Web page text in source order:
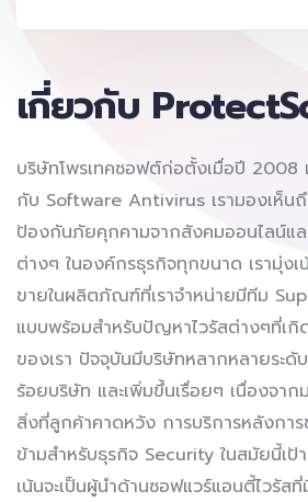
เกี่ยวกับ
บริษัทโพรเทคซอฟต์ก่อตั้งเมื่อปี 2008
กับ Software Antivirus เรามองเห็น
ป้องกันภัยคุกคามจากสังคมออนไลน์แ
ต่างๆ ในองค์กรธุรกิจทุกขนาด เรามุ่ง
ขายในผลิตภัณฑ์ที่เราจำหน่ายมีทีม
แบบพร้อมสำหรับปัญหาไวรัสต่างๆที่เกิ
ของเรา ปัจจุบันมีบริษัทหลากหลายระดั
ร้อยบริษัท และเพิ่มขึ้นเรื่อยๆ เนื่องจาก
สิ่งที่ลูกค้าคาดหวัง การบริการหลังกา
ข้ามสำหรับธุรกิจ Security ในสมัยนี้เป้
เน้นจะเป็นผู้นำด้านซอฟแวร์แอนตี้ไวรั